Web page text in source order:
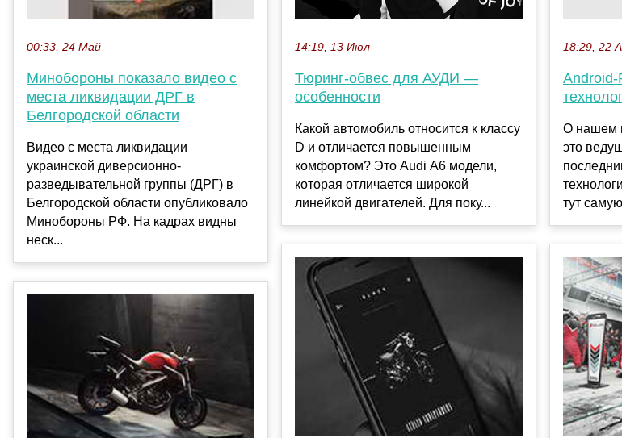
00:33, 24 Май
Минобороны показало видео с
места ликвидации ДРГ в
Белгородской области
Видео с места ликвидации
украинской диверсионно-
разведывательной группы (ДРГ) в
Белгородской области опубликовало
Минобороны РФ. На кадрах видны
неск...
14:19, 13 Июл
Тюринг-обвес для АУДИ —
особенности
Какой автомобиль относится к классу
D и отличается повышенным
комфортом? Это Audi А6 модели,
которая отличается широкой
линейкой двигателей. Для поку...
18:29, 22
Android-
О нашем
это
тут